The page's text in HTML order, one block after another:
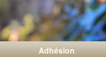
Adhésion